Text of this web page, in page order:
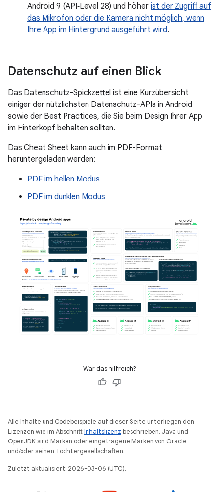
Android 9 (API‑Level 28) und höher ist der Zugriff auf
das Mikrofon oder die Kamera nicht möglich, wenn
Ihre App im Hintergrund ausgeführt wird.
Datenschutz auf einen Blick
Das Datenschutz-Spickzettel ist eine Kurzübersicht
einiger der nützlichsten Datenschutz-APIs in Android
sowie der Best Practices, die Sie beim Design Ihrer App
im Hinterkopf behalten sollten.
Das Cheat Sheet kann auch im PDF-Format
heruntergeladen werden:
PDF im hellen Modus
PDF im dunklen Modus
War das hilfreich?
Alle Inhalte und Codebeispiele auf dieser Seite unterliegen den
Lizenzen wie im AbschnittInhaltslizenz beschrieben. Java und
OpenJDK sind Marken oder eingetragene Marken von Oracle
und/oder seinen Tochtergesellschaften.
Zuletzt aktualisiert: 2026-03-06 (UTC).